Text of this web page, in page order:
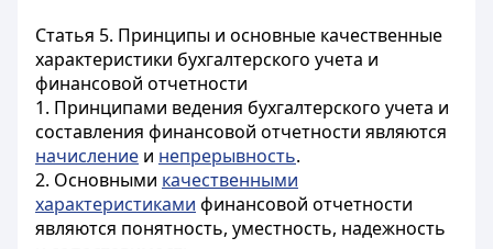
Статья 5. Принципы и основные качественные
характеристики бухгалтерского учета и
финансовой отчетности
1. Принципами ведения бухгалтерского учета и
составления финансовой отчетности являются
начисление и непрерывность.
2. Основными качественными
характеристиками финансовой отчетности
являются понятность, уместность, надежность